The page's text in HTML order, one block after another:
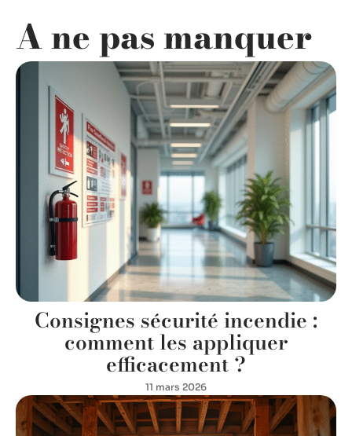
A ne pas manquer
Consignes sécurité incendie :
comment les appliquer
efficacement ?
11 mars 2026